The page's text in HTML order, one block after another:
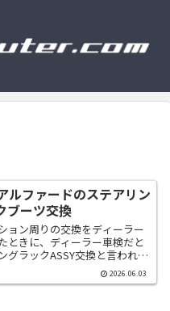
ファードのステアリン
ブーツ交換
ョン周りの交換をディーラー
ときに、ディーラー車検だと
グラックASSY交換と言われ
剤でごまかそうとしているパワ
すが、ステアリングラックブ
2026.06.03